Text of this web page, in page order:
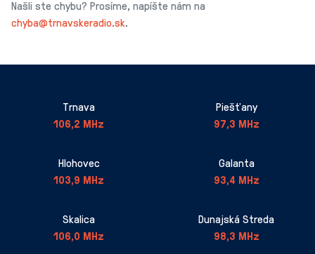
Našli ste chybu? Prosíme, napíšte nám na
chyba@trnavskeradio.sk.
Trnava
106,2 MHz
Piešťany
97,3 MHz
Hlohovec
103,9 MHz
Galanta
93,4 MHz
Skalica
106,0 MHz
Dunajská Streda
98,3 MHz